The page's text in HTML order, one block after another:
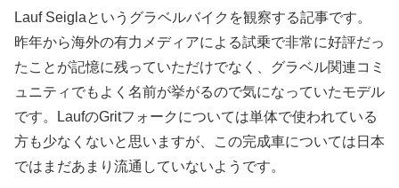
Lauf Seiglaというグラベルバイクを観察する記事です。
昨年から海外の有力メディアによる試乗で非常に好評だっ
たことが記憶に残っていただけでなく、グラベル関連コミ
ュニティでもよく名前が挙がるので気になっていたモデル
です。LaufのGritフォークについては単体で使われている
方も少なくないと思いますが、この完成車については日本
ではまだあまり流通していないようです。